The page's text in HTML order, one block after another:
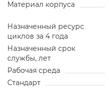
Материал корпуса
Назначенный ресурс
циклов за 4 года
Назначенный срок
службы, лет
Рабочая среда
Стандарт